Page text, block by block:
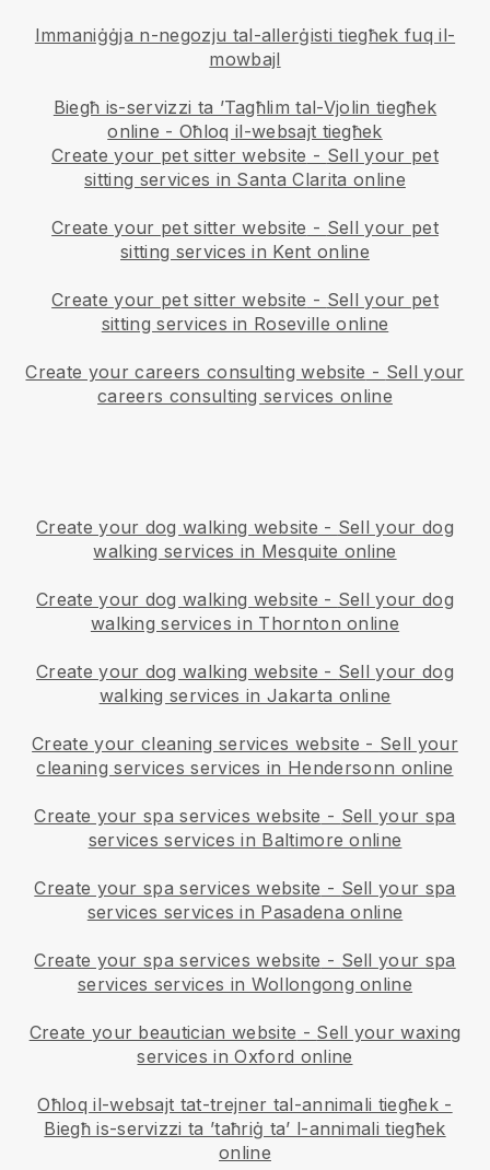
Immaniġġja n-negozju tal-allerġisti tiegħek fuq il-
mowbajl
Biegħ is-servizzi ta ’Tagħlim tal-Vjolin tiegħek
online - Oħloq il-websajt tiegħek
Create your pet sitter website - Sell your pet
sitting services in Santa Clarita online
Create your pet sitter website - Sell your pet
sitting services in Kent online
Create your pet sitter website - Sell your pet
sitting services in Roseville online
Create your careers consulting website - Sell your
careers consulting services online
Create your dog walking website - Sell your dog
walking services in Mesquite online
Create your dog walking website - Sell your dog
walking services in Thornton online
Create your dog walking website - Sell your dog
walking services in Jakarta online
Create your cleaning services website - Sell your
cleaning services services in Hendersonn online
Create your spa services website - Sell your spa
services services in Baltimore online
Create your spa services website - Sell your spa
services services in Pasadena online
Create your spa services website - Sell your spa
services services in Wollongong online
Create your beautician website - Sell your waxing
services in Oxford online
Oħloq il-websajt tat-trejner tal-annimali tiegħek -
Biegħ is-servizzi ta ’taħriġ ta’ l-annimali tiegħek
online